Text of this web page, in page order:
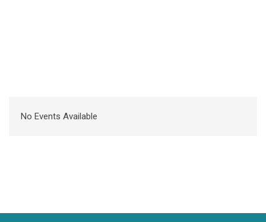
No Events Available